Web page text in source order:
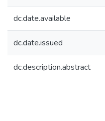
dc.date.available
dc.date.issued
dc.description.abstract